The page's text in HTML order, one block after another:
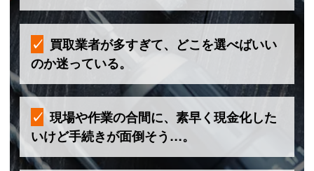
買取業者が多すぎて、どこを選べばいい
のか迷っている。
現場や作業の合間に、素早く現金化した
いけど手続きが面倒そう…。